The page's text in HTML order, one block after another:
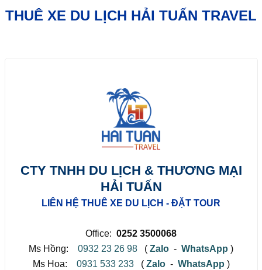
THUÊ XE DU LỊCH HẢI TUẤN TRAVEL
CTY TNHH DU LỊCH & THƯƠNG MẠI
HẢI TUẤN
LIÊN HỆ THUÊ XE DU LỊCH - ĐẶT TOUR
Office: 0252 3500068
Ms Hồng: 0932 23 26 98 ( Zalo - WhatsApp )
Ms Hoa: 0931 533 233( Zalo- WhatsApp )